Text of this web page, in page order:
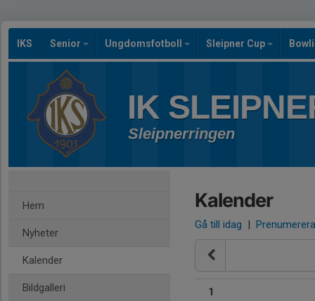
IKS Senior Ungdomsfotboll Sleipner Cup
IK
Sleipnerringen
Hem
Nyheter
Kalender
Bildgalleri
Kalender
Gå till idag | Prenumerera
1